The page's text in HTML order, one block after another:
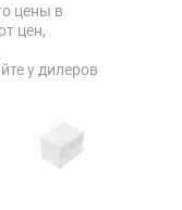
цены в
цен,
у дилеров